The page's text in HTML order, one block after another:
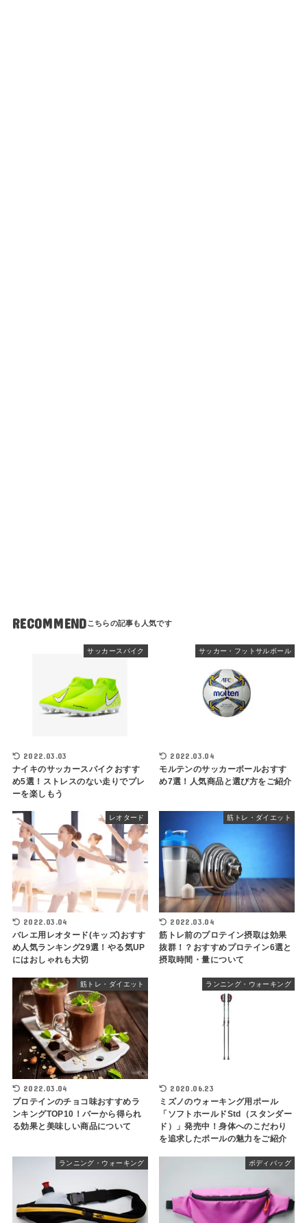
RECOMMEND
サッカースパイク
2022.03.03
ナイキのサッカースパイクおすす
め5選！ストレスのない走りでプレ
ーを楽しもう
サッカー・フットサルボール
2022.03.04
モルテンのサッカーボールおすす
め7選！人気商品と選び方をご紹介
レオタード
2022.03.04
バレエ用レオタード(キッズ)おすす
め人気ランキング29選！やる気UP
にはおしゃれも大切
筋トレ・ダイエット
2022.03.04
筋トレ前のプロテイン摂取は効果
抜群！？おすすめプロテイン6選と
摂取時間・量について
筋トレ・ダイエット
2022.03.04
プロテインのチョコ味おすすめラ
ンキングTOP10！バーから得られ
る効果と美味しい商品について
ランニング・ウォーキング
2020.06.23
ミズノのウォーキング用ポール
「ソフトホールドStd（スタンダー
ド）」発売中！身体へのこだわり
を追求したポールの魅力をご紹介
ランニング・ウォーキング ボディバッグ